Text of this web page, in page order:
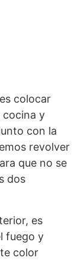
colocar
cocina y
con la
revolver
que no se
dos
es
fuego y
color